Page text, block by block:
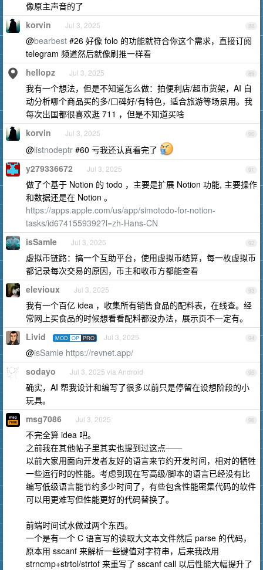
像原主声音的了
88
korvin Jul 3, 2025
@bearbest #26 好像 folo 的功能就符合你这个需求，直接订阅
telegram 频道然后就像刷推一样看
89
hellopz Jul 3, 2025
我有一个想法，但是不知道怎么做：拍便利店/超市货架，AI 自
动分析哪个商品买的多/口碑好/有特色，适合旅游等场景用。我
每次出国都很喜欢逛 711 ，但是不知道买啥
90
korvin Jul 3, 2025
@listnodeptr #60 亏我还认真看完了
91
y279336672 Jul 3, 2025
做了个基于 Notion 的 todo ，主要是扩展 Notion 功能, 主要操作
和数据还是在 Notion 。
https://apps.apple.com/us/app/simotodo-for-notion-
tasks/id6741559392?l=zh-Hans-CN
92
isSamle Jul 3, 2025
虚拟币链路：搞一个互助平台，使用虚拟币结算，每一枚虚拟币
都记录每次交易的原因，币主和收币方都能查看
93
elevioux Jul 3, 2025
我有一个百亿 idea ，收集所有销售食品的配料表，在线查。经
常网上买食品的时候想看看配料都没办法，展示页不一定有。
94
Livid MOD OP PRO Jul 3, 2025
@isSamle https://revnet.app/
95
sodayo Jul 3, 2025 via Android
确实，AI 帮我设计和编写了很多以前只是停留在设想阶段的小
玩具。
96
msg7086 Jul 3, 2025
不完全算 idea 吧。
之前我在其他帖子里其实也提到过这点——
以前大家用面向开发者友好的语言来节约开发时间，相对的牺牲
一些运行时的性能。考虑到现在写高级/脚本的语言已经没有比
编写低级语言能节约多少时间了，有些包含性能密集代码的软件
可以用更难写但性能更好的代码替换了。
前端时间试水做过两个东西。
一个是有一个 C 语言写的读取大文本文件然后 parse 的代码，
原本用 sscanf 来解析一些键值对字符串，后来我改用
strncmp+strtol/strtof 来重写了 sscanf call 以后性能大幅提升了